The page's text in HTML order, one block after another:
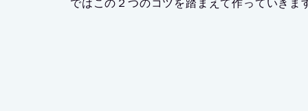
ではこの２つのコツを踏まえて作っていきま